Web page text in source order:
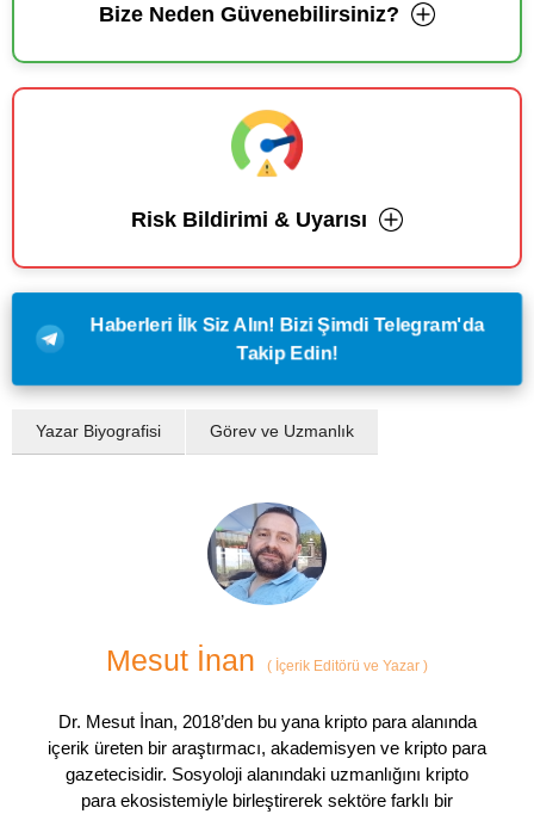
Bize Neden Güvenebilirsiniz?
Risk Bildirimi & Uyarısı
Haberleri İlk Siz Alın! Bizi Şimdi Telegram'da
Takip Edin!
Yazar Biyografisi Görev ve Uzmanlık
Mesut İnan ( İçerik Editörü ve Yazar )
Dr. Mesut İnan, 2018’den bu yana kripto para alanında
içerik üreten bir araştırmacı, akademisyen ve kripto para
gazetecisidir. Sosyoloji alanındaki uzmanlığını kripto
para ekosistemiyle birleştirerek sektöre farklı bir